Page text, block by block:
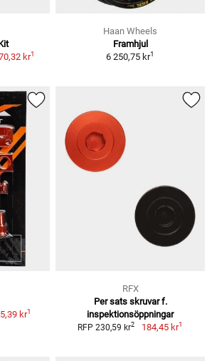
kr1
Haan Wheels
Framhjul
6 250,75 kr1
kr1
RFX
Per sats skruvar f.
inspektionsöppningar
RFP 230,59 kr2 184,45 kr1